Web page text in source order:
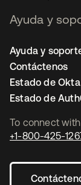
To connect
+1-800-425-
Ayuda y
Ayuda y
Contáctenos
Estado de
Estado de